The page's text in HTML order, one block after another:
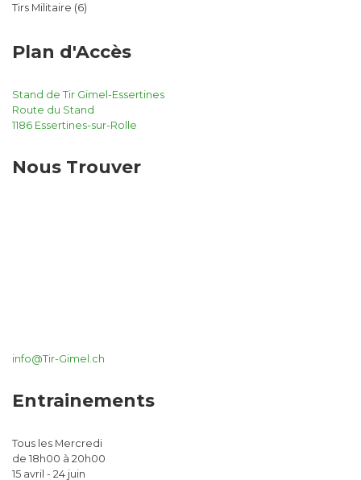
Tirs Militaire (6)
Plan d'Accès
Stand de Tir Gimel-Essertines
Route du Stand
1186 Essertines-sur-Rolle
Nous Trouver
info@Tir-Gimel.ch
Entrainements
Tous les Mercredi
de 18h00 à 20h00
15 avril - 24 juin